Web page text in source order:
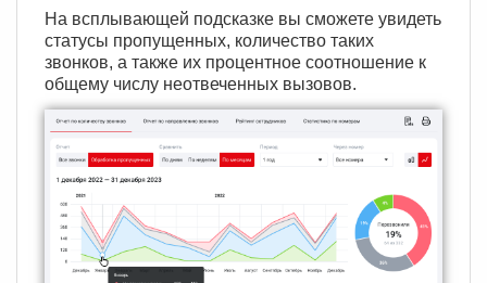
На всплывающей подсказке вы сможете увидеть
статусы пропущенных, количество таких
звонков, а также их процентное соотношение к
общему числу неотвеченных вызовов.